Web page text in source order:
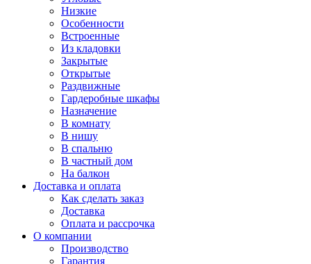
Низкие
Особенности
Встроенные
Из кладовки
Закрытые
Открытые
Раздвижные
Гардеробные шкафы
Назначение
В комнату
В нишу
В спальню
В частный дом
На балкон
Доставка и оплата
Как сделать заказ
Доставка
Оплата и рассрочка
О компании
Производство
Гарантия